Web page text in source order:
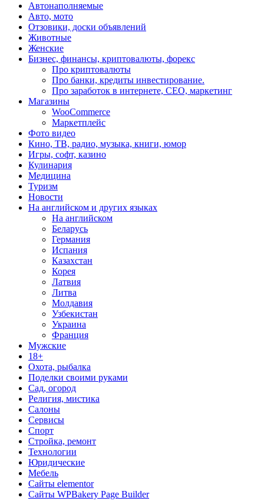
Автонаполняемые
Авто, мото
Отзовики, доски объявлений
Животные
Женские
Бизнес, финансы, криптовалюты, форекс
Про криптовалюты
Про банки, кредиты инвестирование.
Про заработок в интернете, СЕО, маркетинг
Магазины
WooCommerce
Маркетплейс
Фото видео
Кино, ТВ, радио, музыка, книги, юмор
Игры, софт, казино
Кулинария
Медицина
Туризм
Новости
На английском и других языках
На английском
Беларусь
Германия
Испания
Казахстан
Корея
Латвия
Литва
Молдавия
Узбекистан
Украина
Франция
Мужские
18+
Охота, рыбалка
Поделки своими руками
Сад, огород
Религия, мистика
Салоны
Сервисы
Спорт
Стройка, ремонт
Технологии
Юридические
Мебель
Сайты elementor
Сайты WPBakery Page Builder